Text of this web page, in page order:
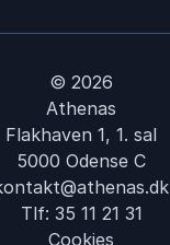
© 2026
Athenas
Flakhaven 1, 1. sal
5000 Odense C
Tlf: 35 11 21 31
Cookies